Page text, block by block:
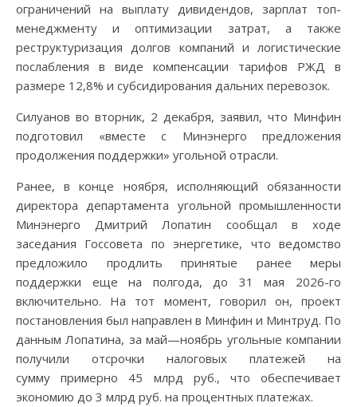
ограничений на выплату дивидендов, зарплат топ-
менеджменту и оптимизации затрат, а также
реструктуризация долгов компаний и логистические
послабления в виде компенсации тарифов РЖД в
размере 12,8% и субсидирования дальних перевозок.
Силуанов во вторник, 2 декабря, заявил, что Минфин
подготовил «вместе с Минэнерго предложения
продолжения поддержки» угольной отрасли.
Ранее, в конце ноября, исполняющий обязанности
директора департамента угольной промышленности
Минэнерго Дмитрий Лопатин сообщал в ходе
заседания Госсовета по энергетике, что ведомство
предложило продлить принятые ранее меры
поддержки еще на полгода, до 31 мая 2026-го
включительно. На тот момент, говорил он, проект
постановления был направлен в Минфин и Минтруд. По
данным Лопатина, за май—ноябрь угольные компании
получили отсрочки налоговых платежей на
сумму примерно 45 млрд руб., что обеспечивает
экономию до 3 млрд руб. на процентных платежах.